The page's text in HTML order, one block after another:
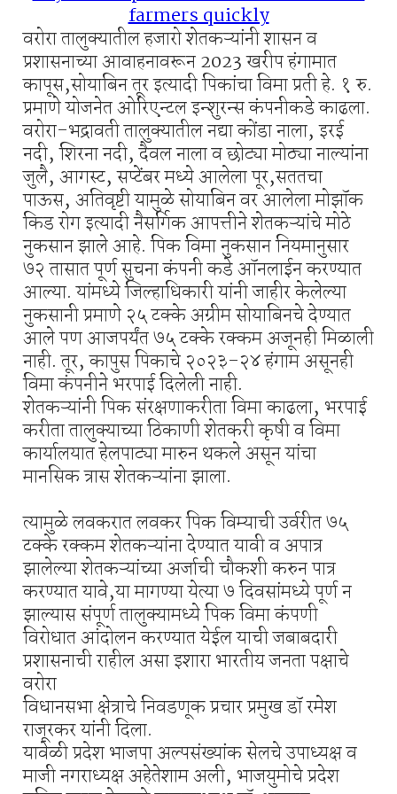
farmers quickly
वरोरा तालुक्यातील हजारो शेतकऱ्यांनी शासन व
प्रशासनाच्या आवाहनावरून 2023 खरीप हंगामात
कापूस,सोयाबिन तूर इत्यादी पिकांचा विमा प्रती हे. १ रु.
प्रमाणे योजनेत ओरिएन्टल इन्शुरन्स कंपनीकडे काढला.
वरोरा-भद्रावती तालुक्यातील नद्या कोंडा नाला, इरई
नदी, शिरना नदी, दैवल नाला व छोट्या मोठ्या नाल्यांना
जुलै, आगस्ट, सप्टेंबर मध्ये आलेला पूर,सततचा
पाऊस, अतिवृष्टी यामुळे सोयाबिन वर आलेला मोझॉक
किड रोग इत्यादी नैसर्गिक आपत्तीने शेतकऱ्यांचे मोठे
नुकसान झाले आहे. पिक विमा नुकसान नियमानुसार
७२ तासात पूर्ण सुचना कंपनी कडे ऑनलाईन करण्यात
आल्या. यांमध्ये जिल्हाधिकारी यांनी जाहीर केलेल्या
नुकसानी प्रमाणे २५ टक्के अग्रीम सोयाबिनचे देण्यात
आले पण आजपर्यंत ७५ टक्के रक्कम अजूनही मिळाली
नाही. तूर, कापुस पिकाचे २०२३-२४ हंगाम असूनही
विमा कंपनीने भरपाई दिलेली नाही.
शेतकऱ्यांनी पिक संरक्षणाकरीता विमा काढला, भरपाई
करीता तालुक्याच्या ठिकाणी शेतकरी कृषी व विमा
कार्यालयात हेलपाट्या मारुन थकले असून यांचा
मानसिक त्रास शेतकऱ्यांना झाला.
त्यामुळे लवकरात लवकर पिक विम्याची उर्वरीत ७५
टक्के रक्कम शेतकऱ्यांना देण्यात यावी व अपात्र
झालेल्या शेतकऱ्यांच्या अर्जाची चौकशी करुन पात्र
करण्यात यावे,या मागण्या येत्या ७ दिवसांमध्ये पूर्ण न
झाल्यास संपूर्ण तालुक्यामध्ये पिक विमा कंपणी
विरोधात आंदोलन करण्यात येईल याची जबाबदारी
प्रशासनाची राहील असा इशारा भारतीय जनता पक्षाचे
वरोरा
विधानसभा क्षेत्राचे निवडणूक प्रचार प्रमुख डॉ रमेश
राजूरकर यांनी दिला.
यावेळी प्रदेश भाजपा अल्पसंख्यांक सेलचे उपाध्यक्ष व
माजी नगराध्यक्ष अहेतेशाम अली, भाजयुमोचे प्रदेश